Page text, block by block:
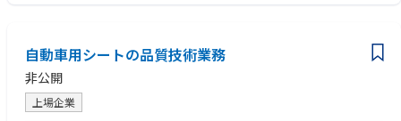
◆入社後最初の半年から1年間に期待をすること
・国内2工場での研修を予定しているため、そこでの人間関係の形成がで
きていること
・製品・製法・仕組みについて基本を理解していること
・品質トラブル対応など担当業務を、関係者と協業で適切な方向付けがで
◆最も評価をする経験内容
・チームとしてプロジェクトを成し遂げた経験
自動車用シートの品質技術業務
非公開
上場企業